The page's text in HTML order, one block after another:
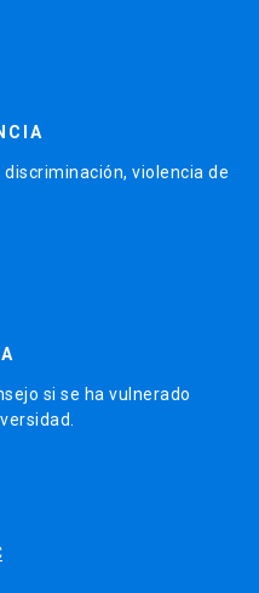
violencia de
si se ha vulnerado